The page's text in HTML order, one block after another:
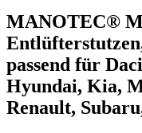
MANOTEC®
passend für
Hyundai, Kia,
Renault,